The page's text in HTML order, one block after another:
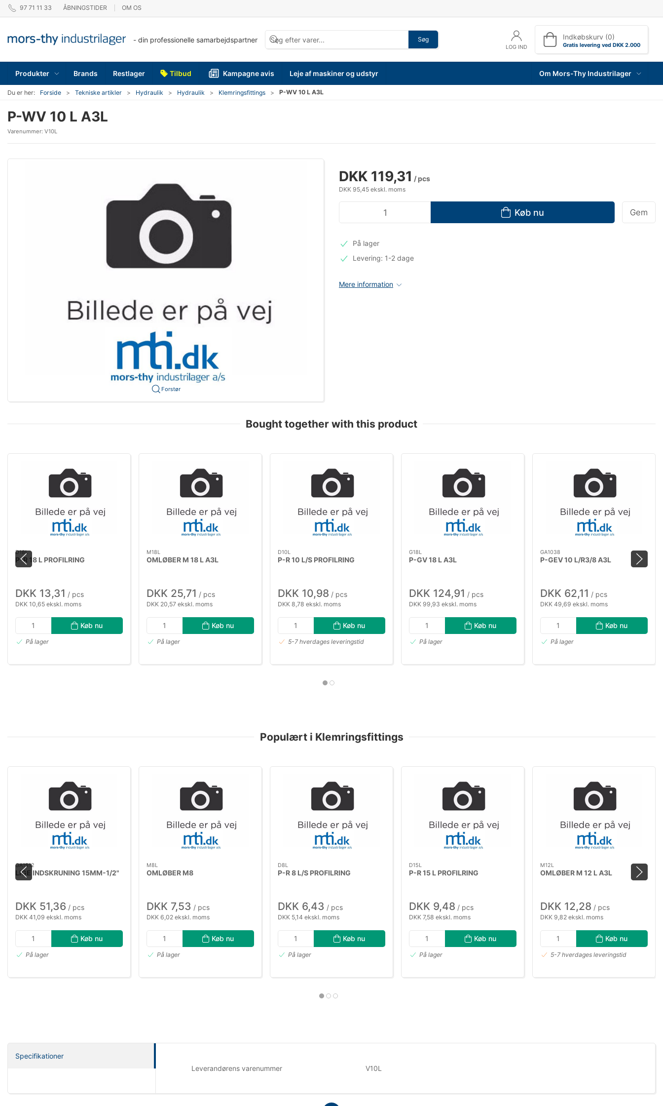
97 71 11 33 ÅBNINGSTIDER OM OS
- din professionelle samarbejdspartner Søg
LOG IND
Indkøbskurv (0)
Gratis levering ved DKK 2.000
Produkter Brands Restlager Tilbud Kampagne avis Leje af maskiner og udstyr Om Mors-Thy Industrilager
Du er her: Forside Tekniske artikler Hydraulik Hydraulik Klemringsfittings P-WV 10 L A3L
P-WV 10 L A3L
Varenummer: V10L
Forstør
DKK 119,31 / pcs
DKK 95,45 ekskl. moms
Køb nu Gem
På lager
Levering: 1-2 dage
Mere information
Bought together with this product
D18L
P-R 18 L PROFILRING
DKK 13,31 / pcs
DKK 10,65 ekskl. moms
Køb nu
På lager
M18L
OMLØBER M 18 L A3L
DKK 25,71 / pcs
DKK 20,57 ekskl. moms
Køb nu
På lager
D10L
P-R 10 L/S PROFILRING
DKK 10,98 / pcs
DKK 8,78 ekskl. moms
Køb nu
5-7 hverdages leveringstid
G18L
P-GV 18 L A3L
DKK 124,91 / pcs
DKK 99,93 ekskl. moms
Køb nu
På lager
GA1038
P-GEV 10 L/R3/8 A3L
DKK 62,11 / pcs
DKK 49,69 ekskl. moms
Køb nu
På lager
Populært i Klemringsfittings
GA1512
LIGE INDSKRUNING 15MM-1/2"
DKK 51,36 / pcs
DKK 41,09 ekskl. moms
Køb nu
På lager
M8L
OMLØBER M8
DKK 7,53 / pcs
DKK 6,02 ekskl. moms
Køb nu
På lager
D8L
P-R 8 L/S PROFILRING
DKK 6,43 / pcs
DKK 5,14 ekskl. moms
Køb nu
På lager
D15L
P-R 15 L PROFILRING
DKK 9,48 / pcs
DKK 7,58 ekskl. moms
Køb nu
På lager
M12L
OMLØBER M 12 L A3L
DKK 12,28 / pcs
DKK 9,82 ekskl. moms
Køb nu
5-7 hverdages leveringstid
Specifikationer
Leverandørens varenummer
V10L